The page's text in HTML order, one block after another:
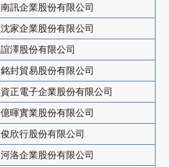
南訊企業股份有限公司
沈家企業股份有限公司
誼澤股份有限公司
銘封貿易股份有限公司
資正電子企業股份有限公司
億暉實業股份有限公司
俊欣行股份有限公司
河洛企業股份有限公司